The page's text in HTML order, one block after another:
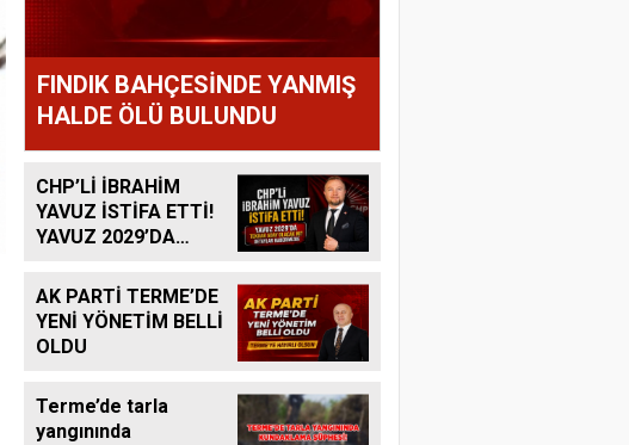
FINDIK BAHÇESİNDE YANMIŞ
HALDE ÖLÜ BULUNDU
CHP’Lİ İBRAHİM
YAVUZ İSTİFA ETTİ!
YAVUZ 2029’DA
OLACAK MI?
AK PARTİ TERME’DE
YENİ YÖNETİM BELLİ
OLDU
Terme’de tarla
yangınında